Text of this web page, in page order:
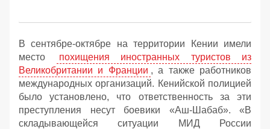
В сентябре-октябре на территории Кении имели
место
похищения иностранных туристов из
Великобритании и Франции , а также работников
международных организаций. Кенийской полицией
было установлено, что ответственность за эти
преступления несут боевики «Аш-Шабаб». «В
складывающейся ситуации МИД России